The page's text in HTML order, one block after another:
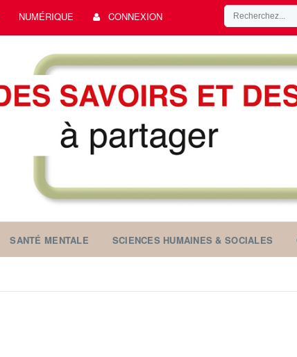
NUMÉRIQUE CONNEXION
SANTÉ MENTALE SCIENCES HUMAINES & SOCIALES